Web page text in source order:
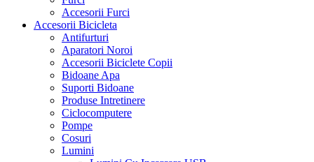
Accesorii Furci
Accesorii Bicicleta
Antifurturi
Aparatori Noroi
Accesorii Biciclete Copii
Bidoane Apa
Suporti Bidoane
Produse Intretinere
Ciclocomputere
Pompe
Cosuri
Lumini